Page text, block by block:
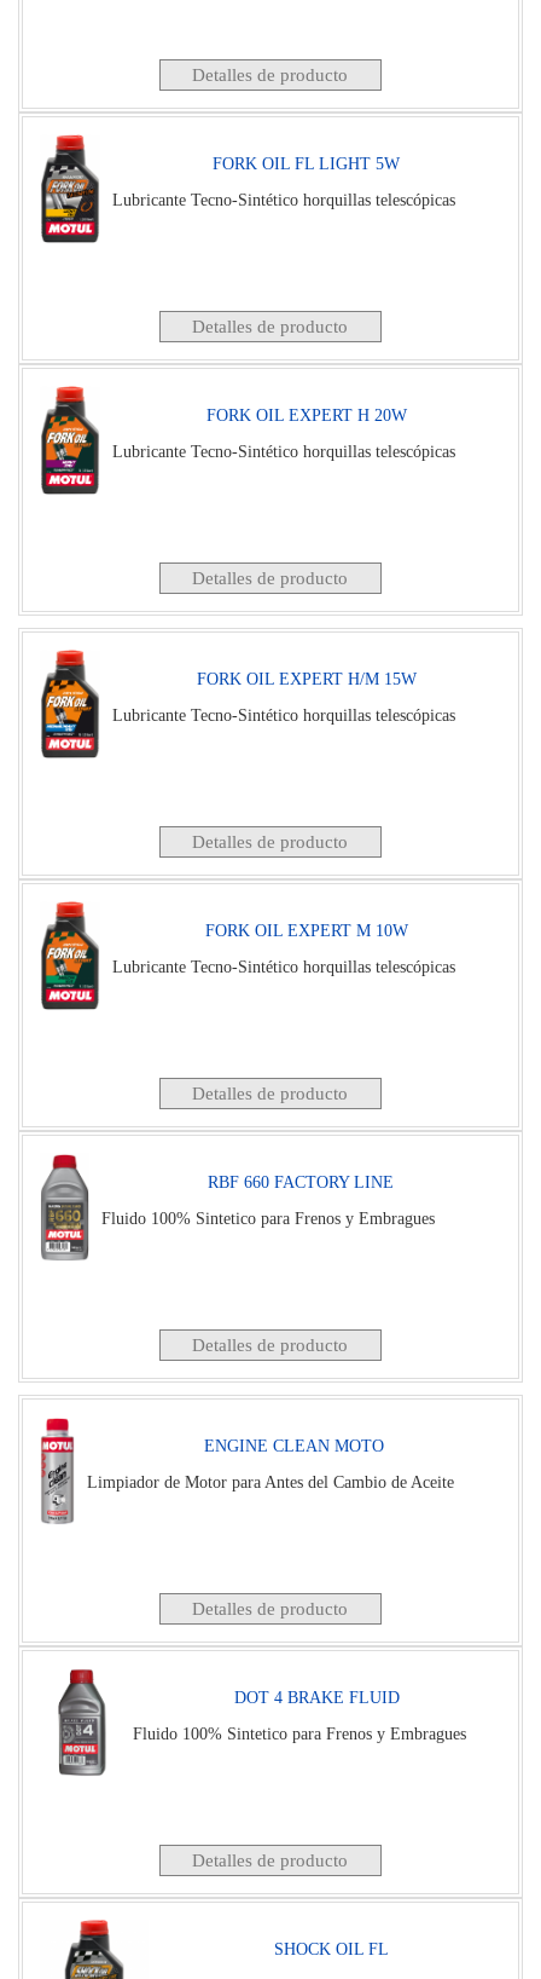
Detalles de producto
FORK OIL FL LIGHT 5W
Lubricante Tecno-Sintético horquillas telescópicas
Detalles de producto
FORK OIL EXPERT H 20W
Lubricante Tecno-Sintético horquillas telescópicas
Detalles de producto
FORK OIL EXPERT H/M 15W
Lubricante Tecno-Sintético horquillas telescópicas
Detalles de producto
FORK OIL EXPERT M 10W
Lubricante Tecno-Sintético horquillas telescópicas
Detalles de producto
RBF 660 FACTORY LINE
Fluido 100% Sintetico para Frenos y Embragues
Detalles de producto
ENGINE CLEAN MOTO
Limpiador de Motor para Antes del Cambio de Aceite
Detalles de producto
DOT 4 BRAKE FLUID
Fluido 100% Sintetico para Frenos y Embragues
Detalles de producto
SHOCK OIL FL